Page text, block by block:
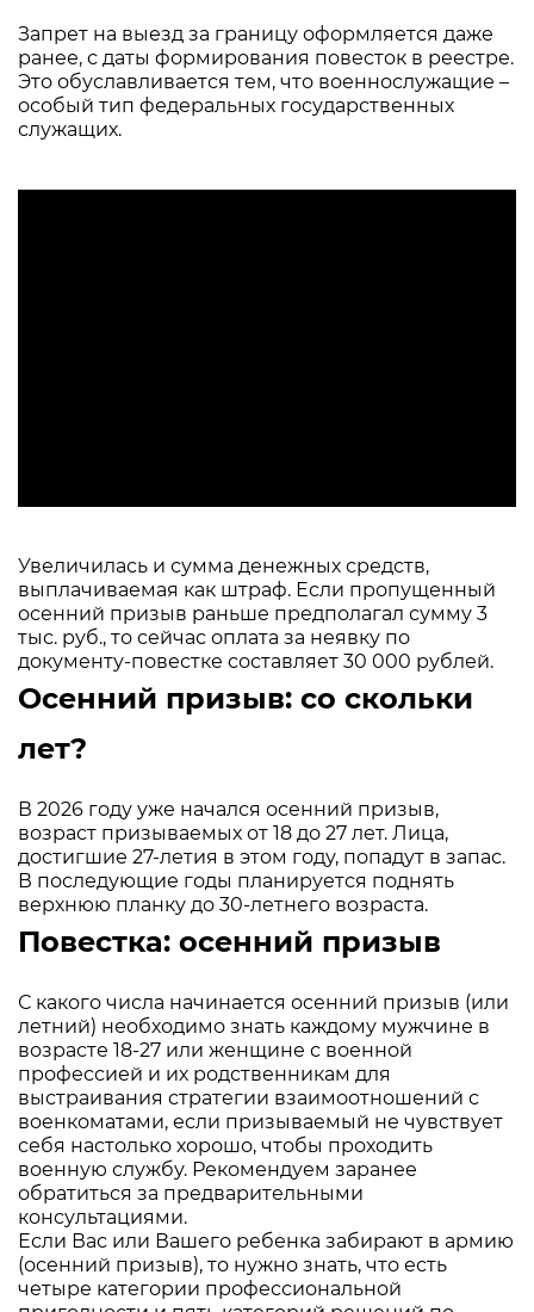
Запрет на выезд за границу оформляется даже
ранее, с даты формирования повесток в реестре.
Это обуславливается тем, что военнослужащие –
особый тип федеральных государственных
служащих.
Увеличилась и сумма денежных средств,
выплачиваемая как штраф. Если пропущенный
осенний призыв раньше предполагал сумму 3
тыс. руб., то сейчас оплата за неявку по
документу-повестке составляет 30 000 рублей.
Осенний призыв: со скольки
лет?
В 2026 году уже начался осенний призыв,
возраст призываемых от 18 до 27 лет. Лица,
достигшие 27-летия в этом году, попадут в запас.
В последующие годы планируется поднять
верхнюю планку до 30-летнего возраста.
Повестка: осенний призыв
С какого числа начинается осенний призыв (или
летний) необходимо знать каждому мужчине в
возрасте 18-27 или женщине с военной
профессией и их родственникам для
выстраивания стратегии взаимоотношений с
военкоматами, если призываемый не чувствует
себя настолько хорошо, чтобы проходить
военную службу. Рекомендуем заранее
обратиться за предварительными
консультациями.
Если Вас или Вашего ребенка забирают в армию
(осенний призыв), то нужно знать, что есть
четыре категории профессиональной